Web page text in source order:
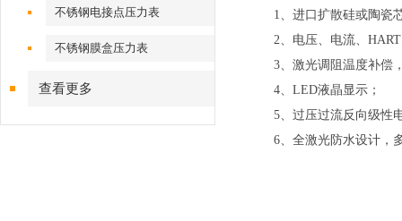
不锈钢电接点压力表
不锈钢膜盒压力表
查看更多
1、进口扩散硅或陶瓷
2、电压、电流、
3、激光调阻温度补偿
4、LED液晶显示；
5、过压过流反向级性
6、全激光防水设计，